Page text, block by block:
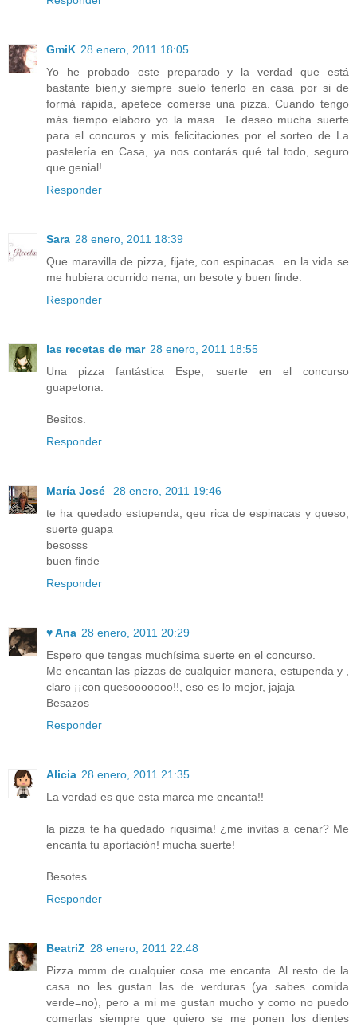
GmiK 28 enero, 2011 18:05
Yo he probado este preparado y la verdad que está
bastante bien,y siempre suelo tenerlo en casa por si de
formá rápida, apetece comerse una pizza. Cuando tengo
más tiempo elaboro yo la masa. Te deseo mucha suerte
para el concuros y mis felicitaciones por el sorteo de La
pastelería en Casa, ya nos contarás qué tal todo, seguro
que genial!
Responder
Sara 28 enero, 2011 18:39
Que maravilla de pizza, fijate, con espinacas...en la vida se
me hubiera ocurrido nena, un besote y buen finde.
Responder
las recetas de mar 28 enero, 2011 18:55
Una pizza fantástica Espe, suerte en el concurso
guapetona.
Besitos.
Responder
María José
28 enero, 2011 19:46
te ha quedado estupenda, qeu rica de espinacas y queso,
suerte guapa
besosss
buen finde
Responder
♥ Ana 28 enero, 2011 20:29
Espero que tengas muchísima suerte en el concurso.
Me encantan las pizzas de cualquier manera, estupenda y ,
claro ¡¡con quesooooooo!!, eso es lo mejor, jajaja
Besazos
Responder
Alicia 28 enero, 2011 21:35
La verdad es que esta marca me encanta!!
la pizza te ha quedado riqusima! ¿me invitas a cenar? Me
encanta tu aportación! mucha suerte!
Besotes
Responder
BeatriZ 28 enero, 2011 22:48
Pizza mmm de cualquier cosa me encanta. Al resto de la
casa no les gustan las de verduras (ya sabes comida
verde=no), pero a mi me gustan mucho y como no puedo
comerlas siempre que quiero se me ponen los dientes